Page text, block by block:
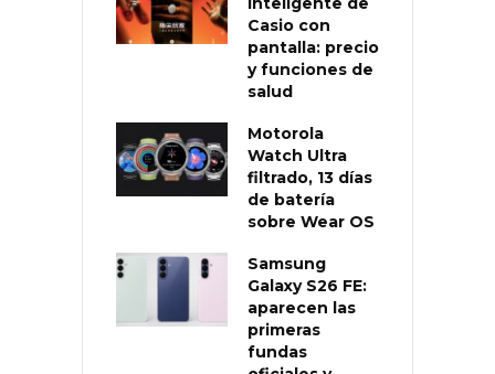
Casio con
pantalla: precio
y funciones de
salud
Motorola
Watch Ultra
filtrado, 13 días
de batería
sobre Wear OS
Samsung
Galaxy S26 FE:
aparecen las
primeras
fundas